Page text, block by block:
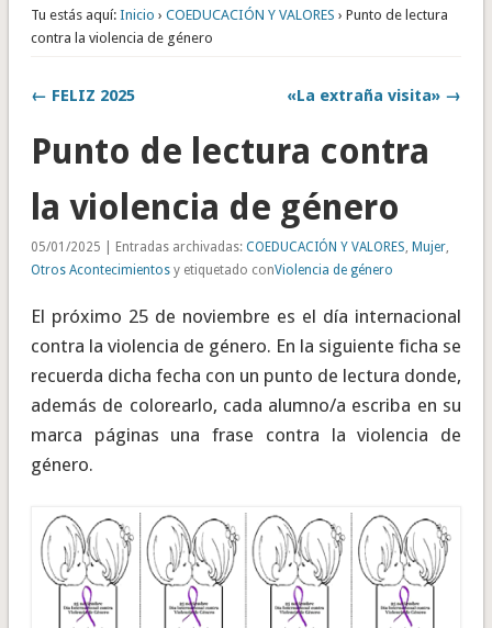
Tu estás aquí: Inicio › COEDUCACIÓN Y VALORES › Punto de lectura
contra la violencia de género
← FELIZ 2025 «La extraña visita» →
Punto de lectura contra
la violencia de género
05/01/2025 | Entradas archivadas: COEDUCACIÓN Y VALORES, Mujer,
Otros Acontecimientosy etiquetado conViolencia de género
El próximo 25 de noviembre es el día internacional
contra la violencia de género. En la siguiente ficha se
recuerda dicha fecha con un punto de lectura donde,
además de colorearlo, cada alumno/a escriba en su
marca páginas una frase contra la violencia de
género.